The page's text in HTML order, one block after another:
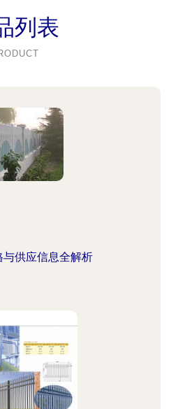
列表
与供应信息全解析